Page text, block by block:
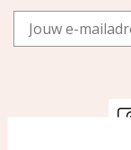
Email